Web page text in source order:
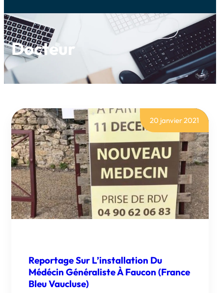
Docteur
20 janvier 2021
Reportage Sur L’installation Du
Médécin Généraliste À Faucon (France
Bleu Vaucluse)